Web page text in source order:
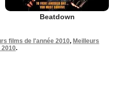
Beatdown
films de l'année 2010, Meilleurs
.